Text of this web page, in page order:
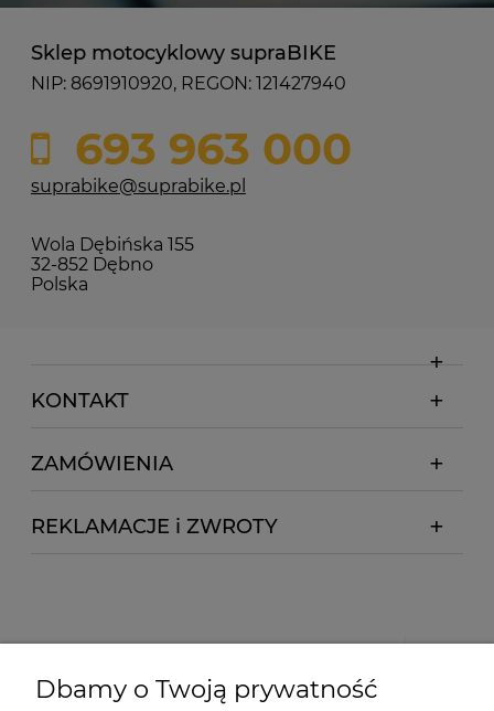
Sklep motocyklowy supraBIKE
NIP: 8691910920, REGON: 121427940
693 963 000
suprabike@suprabike.pl
Wola Dębińska 155
32-852 Dębno
Polska
KONTAKT
ZAMÓWIENIA
REKLAMACJE i ZWROTY
Dbamy o Twoją prywatność